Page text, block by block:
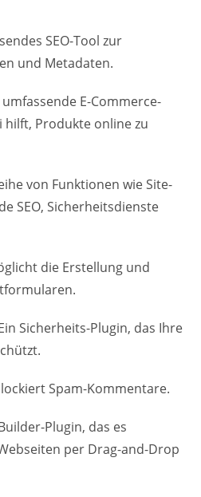
SEO-Tool zur
und Metadaten.
E-Commerce-
hilft, Produkte online zu
von Funktionen wie Site-
SEO, Sicherheitsdienste
die Erstellung und
Sicherheits-Plugin, das Ihre
Spam-Kommentare.
Plugin, das es
per Drag-and-Drop